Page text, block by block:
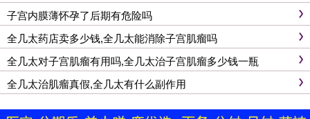
子宫内膜薄怀孕了后期有危险吗
全几太药店卖多少钱,全几太能消除子宫肌瘤吗
全几太对子宫肌瘤有用吗,全几太治子宫肌瘤多少钱一瓶
全几太治肌瘤真假,全几太有什么副作用